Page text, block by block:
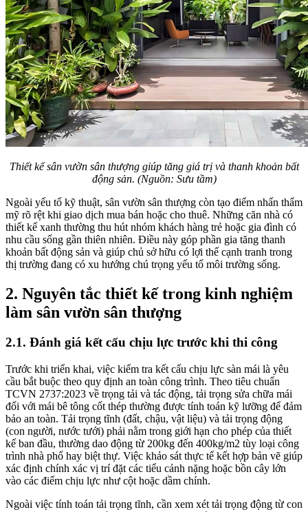
Thiết kế sân vườn sân thượng giúp tăng giá trị và thanh khoản bất
động sản. (Nguồn: Sưu tầm)
Ngoài yếu tố kỹ thuật, sân vườn sân thượng còn tạo điểm nhấn thẩm
mỹ rõ rệt khi giao dịch mua bán hoặc cho thuê. Những căn nhà có
thiết kế xanh thường thu hút nhóm khách hàng trẻ hoặc gia đình có
nhu cầu sống gần thiên nhiên. Điều này góp phần gia tăng thanh
khoản bất động sản và giúp chủ sở hữu có lợi thế cạnh tranh trong
thị trường đang có xu hướng chú trọng yếu tố môi trường sống.
2. Nguyên tắc thiết kế trong kinh nghiệm
làm sân vườn sân thượng
2.1. Đánh giá kết cấu chịu lực trước khi thi công
Trước khi triển khai, việc kiểm tra kết cấu chịu lực sàn mái là yêu
cầu bắt buộc theo quy định an toàn công trình. Theo tiêu chuẩn
TCVN 2737:2023 về trọng tải và tác động, tải trọng sửa chữa mái
đối với mái bê tông cốt thép thường được tính toán kỹ lưỡng để đảm
bảo an toàn. Tải trọng tĩnh (đất, chậu, vật liệu) và tải trọng động
(con người, nước tưới) phải nằm trong giới hạn cho phép của thiết
kế ban đầu, thường dao động từ 200kg đến 400kg/m2 tùy loại công
trình nhà phố hay biệt thự. Việc khảo sát thực tế kết hợp bản vẽ giúp
xác định chính xác vị trí đặt các tiểu cảnh nặng hoặc bồn cây lớn
vào các điểm chịu lực như cột hoặc dầm chính.
Ngoài việc tính toán tải trọng tĩnh, cần xem xét tải trọng động từ con